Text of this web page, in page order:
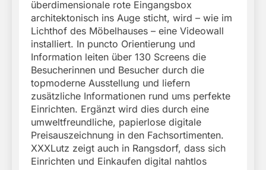
überdimensionale rote Eingangsbox
architektonisch ins Auge sticht, wird – wie im
Lichthof des Möbelhauses – eine Videowall
installiert. In puncto Orientierung und
Information leiten über 130 Screens die
Besucherinnen und Besucher durch die
topmoderne Ausstellung und liefern
zusätzliche Informationen rund ums perfekte
Einrichten. Ergänzt wird dies durch eine
umweltfreundliche, papierlose digitale
Preisauszeichnung in den Fachsortimenten.
XXXLutz zeigt auch in Rangsdorf, dass sich
Einrichten und Einkaufen digital nahtlos